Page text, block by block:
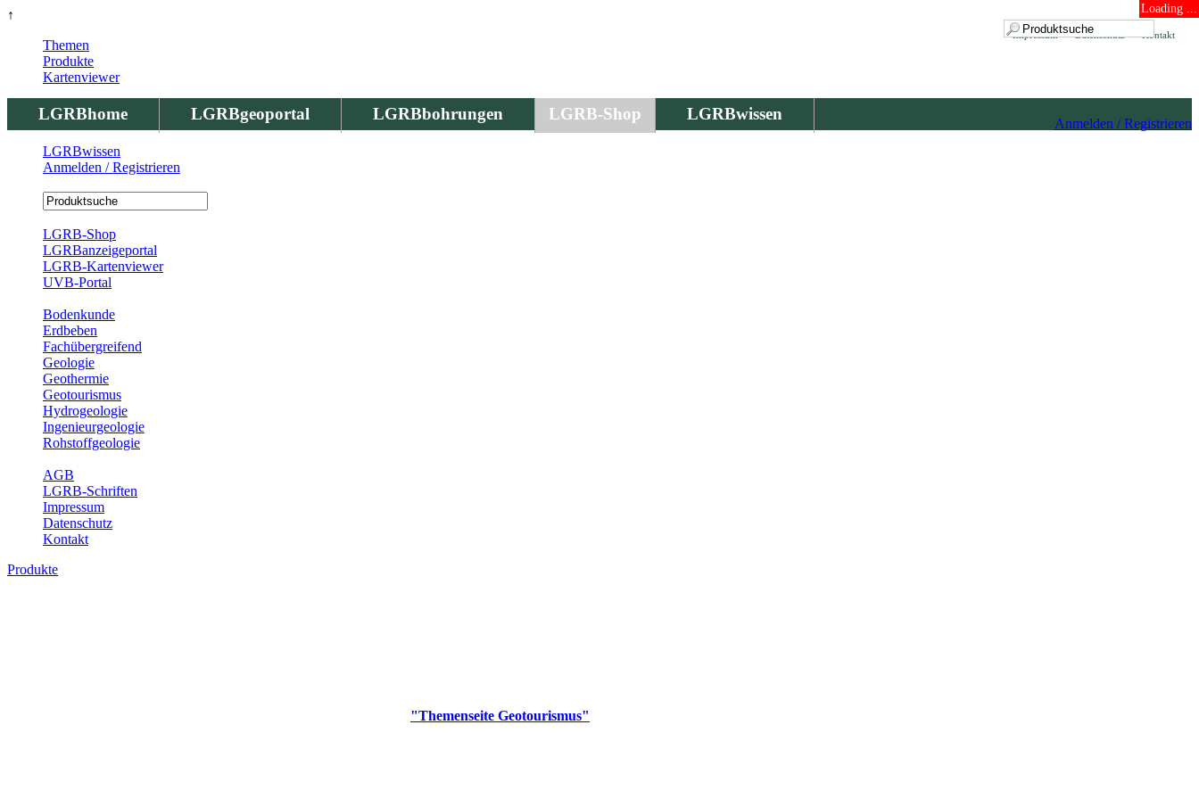
↑ Loading ...
Kontakt
Datenschutz
Impressum
LGRBhome LGRBgeoportal LGRBbohrungen LGRB-Shop LGRBwissen
Anmelden / Registrieren
Themen
Produkte
Kartenviewer
LGRBwissen
Anmelden / Registrieren
LGRB-Shop
LGRBanzeigeportal
LGRB-Kartenviewer
UVB-Portal
Bodenkunde
Erdbeben
Fachübergreifend
Geologie
Geothermie
Geotourismus
Hydrogeologie
Ingenieurgeologie
Rohstoffgeologie
AGB
LGRB-Schriften
Impressum
Datenschutz
Kontakt
Produkte
"Themenseite Geotourismus"